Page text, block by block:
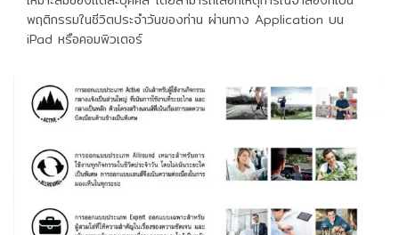
พฤติกรรมในชีวิตประจําวันของท่าน ผ่านทาง Application บน
iPad หรือคอมพิวเตอร์